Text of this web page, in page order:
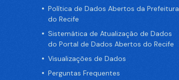
Política de Dados Abertos da Prefeitura
do Recife
Sistemática de Atualização de Dados
do Portal de Dados Abertos do Recife
Visualizações de Dados
Perguntas Frequentes